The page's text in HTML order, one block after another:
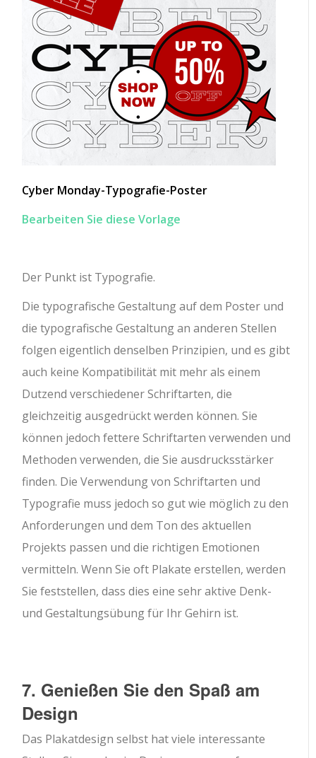
Cyber ​​Monday-Typografie-Poster
Bearbeiten Sie diese Vorlage
Der Punkt ist Typografie.
Die typografische Gestaltung auf dem Poster und
die typografische Gestaltung an anderen Stellen
folgen eigentlich denselben Prinzipien, und es gibt
auch keine Kompatibilität mit mehr als einem
Dutzend verschiedener Schriftarten, die
gleichzeitig ausgedrückt werden können. Sie
können jedoch fettere Schriftarten verwenden und
Methoden verwenden, die Sie ausdrucksstärker
finden. Die Verwendung von Schriftarten und
Typografie muss jedoch so gut wie möglich zu den
Anforderungen und dem Ton des aktuellen
Projekts passen und die richtigen Emotionen
vermitteln. Wenn Sie oft Plakate erstellen, werden
Sie feststellen, dass dies eine sehr aktive Denk-
und Gestaltungsübung für Ihr Gehirn ist.
7. Genießen Sie den Spaß am
Design
Das Plakatdesign selbst hat viele interessante